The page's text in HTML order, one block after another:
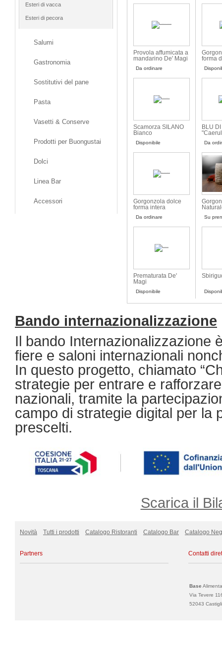
Esteri di vacca
Esteri di pecora
Salumi
Gastronomia
Sostitutivi del pane
Pasta
Vasetti & Conserve
Prodotti per Buongustai
Dolci
Linea Bar
Accessori
Provola affumicata a
mandarino De' Magi
Da ordinare
forma
Scamorza SILANO
Bianco
Disponibile
BLU
Magi
Da
Gorgonzola dolce
forma intera
Da ordinare Su
Prematurata De'
Magi
Disponibile
Bando internazionalizzazione
Il bando Internazionalizzazione
fiere e saloni internazionali
In questo progetto, chiamato
strategie per entrare e
nazionali, tramite la
campo di strategie digital per la
prescelti.
Scarica il
Novità Tutti i prodotti Catalogo Ristoranti Catalogo Bar Catalogo
Partners Contatti
Base
Via Tevere
52043